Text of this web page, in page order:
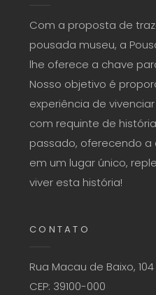
Com a proposta de
pousada museu, a
lhe oferece a chave
Nosso objetivo é
experiência de
com requinte de
passado, oferecendo
em um lugar único,
viver esta história!
CONTATO
Rua Macau de Baixo, 104
CEP: 39100-000